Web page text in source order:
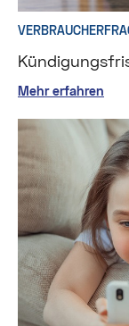
Mehr erfahren